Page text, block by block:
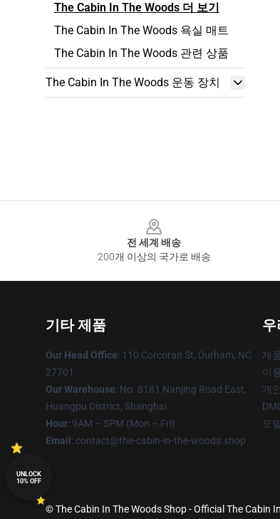
The Cabin In The Woods 더 보기
The Cabin In The Woods 욕실 매트
The Cabin In The Woods 관련 상품
The Cabin In The Woods 운동 장치
전 세계 배송
200개 이상의 국가로 배송
기타 제품
Our Head Office: 110 Corcoran St, Durham, NC
27701
Our Warehouse: No. 8181 Nanjing Road East,
Huangpu District, Shanghai
Hour: 9AM – 5PM (Mon – Fri)
Email : contact@the-cabin-in-the-woods.shop
우
제
이
개
모
© The Cabin In The Woods Shop - Official The Cabin
UNLOCK
10% OFF